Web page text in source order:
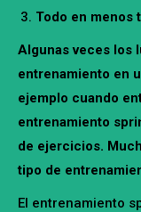
Todo en menos
Algunas veces los
entrenamiento en
ejemplo cuando
entrenamiento
de ejercicios.
tipo de
El entrenamiento